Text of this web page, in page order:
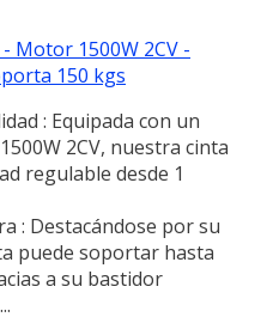
Motor 1500W 2CV -
150 kgs
: Equipada con un
2CV, nuestra cinta
regulable desde 1
: Destacándose por su
puede soportar hasta
a su bastidor